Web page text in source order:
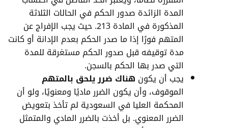
المدة الزائدة صدور الحكم في الحالات الثلاثة
المذكورة في المادة 213. حيث يجب الإفراج عن
المتهم فورًا إذا ما صدر الحكم بعدم الإدانة أو كانت
مدة توقيفه قبل صدور الحكم مستغرقة للمدة
التي صدر بها الحكم بالسجن.
يجب أن يكون هناك ضرر يلحق بالمتهم
الموقوف، وأن يكون الضرر ماديًا ومعنويًا، ولو أن
المحكمة العليا في السعودية لم تأخذ بتعويض
الضرر المعنوي. بل أخذت بالضرر المادي والمتمثل